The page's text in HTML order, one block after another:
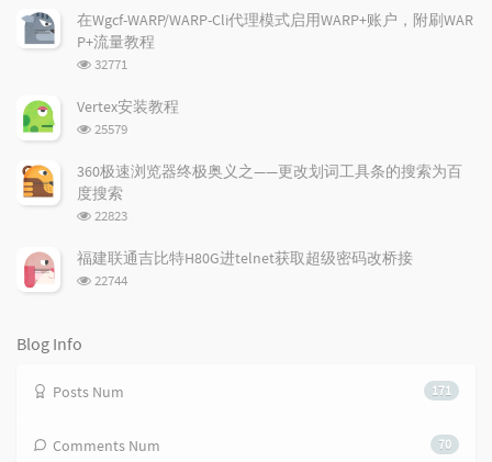
r
a
i
c
e
s
c
o
s
a
s
次
数:
在Wgcf-WARP/WARP-Cli代理模式启用WARP+账户，附刷WAR
P+流量教程
浏
次
32771
Vertex安装教程
浏
次
数:
25579
360极速浏览器终极奥义之——更改划词工具条的搜索为百
度搜索
浏
次
数:
22823
福建联通吉比特H80G进telnet获取超级密码改桥接
浏
22744
Blog Info
171
Posts Num
70
Comments Num